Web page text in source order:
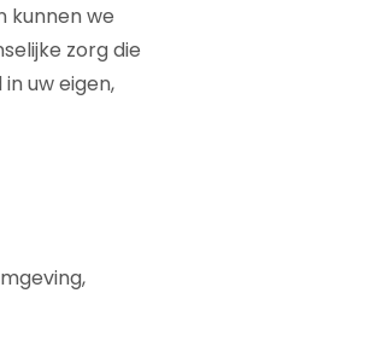
kunnen we
zorg die
uw eigen,